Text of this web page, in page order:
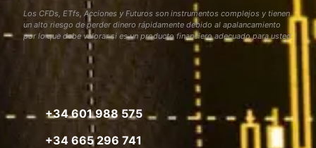
Los CFDs, ETfs, Acciones y Futuros son instrumentos complejos y tienen
un alto riesgo de perder dinero rápidamente debido al apalancamiento
por lo que debe valorar si es un producto financiero adecuado para usted
+34 601 988 575
+34 665 296 741